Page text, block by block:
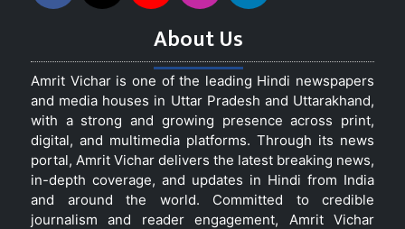
About Us
Amrit Vichar is one of the leading Hindi newspapers
and media houses in Uttar Pradesh and Uttarakhand,
with a strong and growing presence across print,
digital, and multimedia platforms. Through its news
portal, Amrit Vichar delivers the latest breaking news,
in-depth coverage, and updates in Hindi from India
and around the world. Committed to credible
journalism and reader engagement, Amrit Vichar